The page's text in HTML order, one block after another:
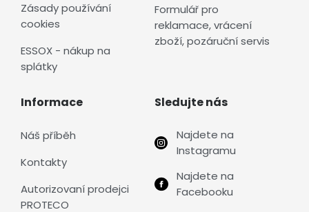
Zásady používání
cookies
ESSOX - nákup na
splátky
Formulář pro
reklamace, vrácení
zboží, pozáruční servis
Informace
Náš příběh
Kontakty
Autorizovaní prodejci
PROTECO
Sledujte nás
Najdete na
Instagramu
Najdete na
Facebooku